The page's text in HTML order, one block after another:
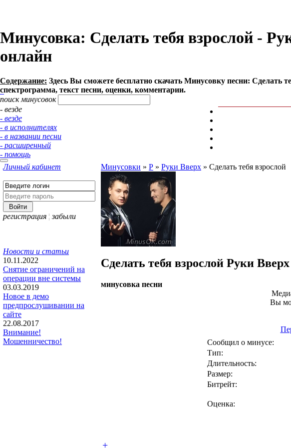
Минусовка: Сделать тебя взрослой -
онлайн
Содержание: Здесь Вы сможете бесплатно cкачать Минусовку песни: Сделать
спектрограмма, текст песни, оценки, комментарии.
поиск минусовок
- везде
- везде
- в исполнителях
- в названии песни
- расширенный
- помощь
Личный кабинет
регистрация ¦ забыли
Новости и статьи
10.11.2022
Снятие ограничений на
операции вне системы
03.03.2019
Новое в демо
предпрослушивании на
сайте
22.08.2017
Внимание!
Мошенничество!
Минусовки » Р » Руки Вверх » Сделать тебя взрослой
Сделать тебя взрослой Руки Вверх
минусовка песни
Вы
Сообщил о минусе:
Тип:
Длительность:
Размер:
Битрейт:
Оценка:
+